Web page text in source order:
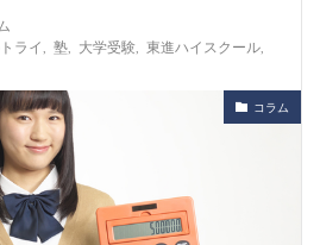
ライ 塾, 大学受験, 東進ハイスクール,
コラム